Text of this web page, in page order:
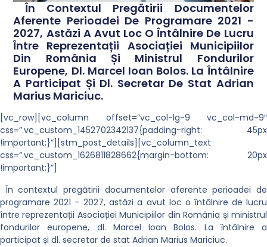
În Contextul Pregătirii Documentelor
Aferente Perioadei De Programare 2021 -
2027, Astăzi A Avut Loc O Întâlnire De Lucru
Între Reprezentații Asociației Municipiilor
Din România Și Ministrul Fondurilor
Europene, Dl. Marcel Ioan Bolos. La Întâlnire
A Participat Și Dl. Secretar De Stat Adrian
Marius Mariciuc.
[vc_row][vc_column offset=”vc_col-lg-9 vc_col-md-9″
css=”.vc_custom_1452702342137{padding-right: 45px
!important;}”][stm_post_details][vc_column_text
css=”.vc_custom_1626811828662{margin-bottom: 20px
!important;}”]
În contextul pregătirii documentelor aferente perioadei de
programare 2021 – 2027, astăzi a avut loc o întâlnire de lucru
între reprezentații Asociației Municipiilor din România și ministrul
fondurilor europene, dl. Marcel Ioan Bolos. La întâlnire a
participat și dl. secretar de stat Adrian Marius Mariciuc.